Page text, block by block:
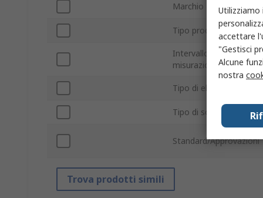
Marchio
Tipo prodotto
Intervallo di
misurazione
Tipo di elettrodo
Tipo di sonda
Standard/Approvazioni
Trova prodotti simili
accettare
"Gestisci
Alcune
nostra